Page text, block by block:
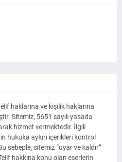
haklarına ve kişilik haklarına
Sitemiz, 5651 sayılı yasada
hizmet vermektedir. İlgili
hukuka aykırı içerikleri kontrol
sebeple, sitemiz “uyar ve kaldır”
hakkına konu olan eserlerin